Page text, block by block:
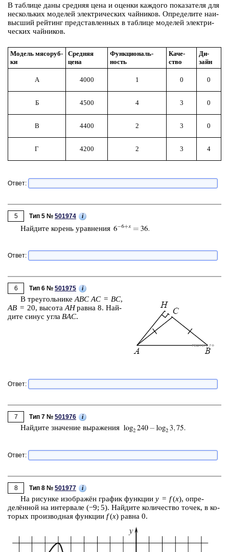
В таб­ли­це даны сред­няя цена и оцен­ки каж­до­го по­ка­за­те­ля для
не­сколь­ких мо­де­лей элек­три­че­ских чай­ни­ков. Опре­де­ли­те наи­
выс­ший рей­тинг пред­став­лен­ных в таб­ли­це мо­де­лей элек­три­
че­ских чай­ни­ков.
Мо­дель мя­со­руб­
ки
Сред­няя
цена
Функ­ци­о­наль­
ность
Ка­че­
ство
Ди­
зайн
А 4000 1 0 0
Б 4500 4 3 0
В 4400 2 3 0
Г 4200 2 3 4
Ответ:
5 Тип 5 № 501974 i
Най­ди­те ко­рень урав­не­ния
Ответ:
6 Тип 6 № 501975 i
В тре­уголь­ни­ке ABC AC = BC,
AB = 20, вы­со­та AHравна 8. Най­
ди­те синус угла BAC.
Ответ:
7 Тип 7 № 501976 i
Най­ди­те зна­че­ние вы­ра­же­ния
Ответ:
8 Тип 8 № 501977 i
На ри­сун­ке изоб­ражён гра­фик функ­ции y = f(x), опре­
делённой на ин­тер­ва­ле (−9; 5). Най­ди­те ко­ли­че­ство точек, в ко­
то­рых про­из­вод­ная функ­ции f(x) равна 0.